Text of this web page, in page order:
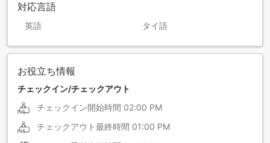
対応言語
英語 タイ語
お役立ち情報
チェックイン/チェックアウト
チェックイン開始時間 02:00 PM
チェックアウト最終時間 01:00 PM